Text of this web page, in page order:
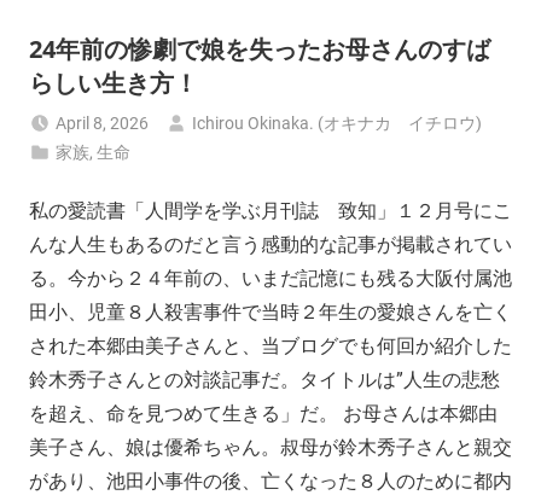
24年前の惨劇で娘を失ったお母さんのすば
らしい生き方！
April 8, 2026
Ichirou Okinaka. (オキナカ イチロウ)
家族,生命
私の愛読書「人間学を学ぶ月刊誌 致知」１２月号にこ
んな人生もあるのだと言う感動的な記事が掲載されてい
る。今から２４年前の、いまだ記憶にも残る大阪付属池
田小、児童８人殺害事件で当時２年生の愛娘さんを亡く
された本郷由美子さんと、当ブログでも何回か紹介した
鈴木秀子さんとの対談記事だ。タイトルは”人生の悲愁
を超え、命を見つめて生きる」だ。 お母さんは本郷由
美子さん、娘は優希ちゃん。叔母が鈴木秀子さんと親交
があり、池田小事件の後、亡くなった８人のために都内